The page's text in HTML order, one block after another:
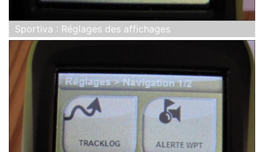
Sportiva : Réglages des affichages